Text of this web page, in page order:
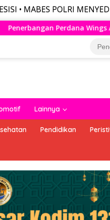
MENYEDIAKAN
Bandung – Lampung Resmi
Lainnya
Pendidikan